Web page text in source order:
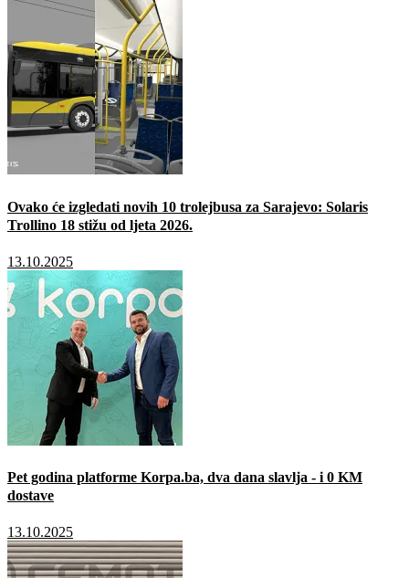
Ovako će izgledati novih 10 trolejbusa za Sarajevo: Solaris
Trollino 18 stižu od ljeta 2026.
13.10.2025
Pet godina platforme Korpa.ba, dva dana slavlja - i 0 KM
dostave
13.10.2025